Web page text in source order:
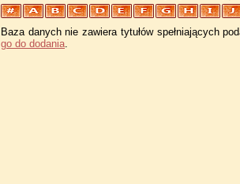
Baza danych nie zawiera tytułów spełniających
go do dodania.